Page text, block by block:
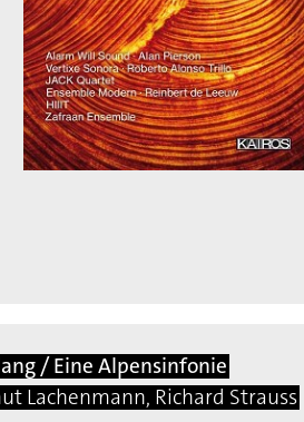
/ Eine Alpensinfonie
Lachenmann, Richard Strauss